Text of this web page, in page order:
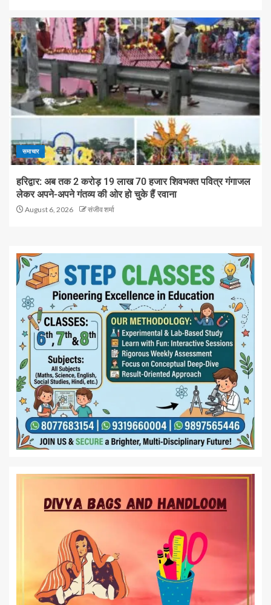
समाचार
हरिद्वार: अब तक 2 करोड़ 19 लाख 70 हजार शिवभक्त पवित्र गंगाजल
लेकर अपने-अपने गंतव्य की ओर हो चुके हैं रवाना
August 6, 2026 संजीव शर्मा